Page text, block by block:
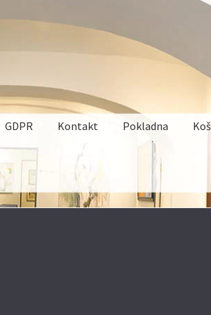
GDPR Kontakt Pokladna